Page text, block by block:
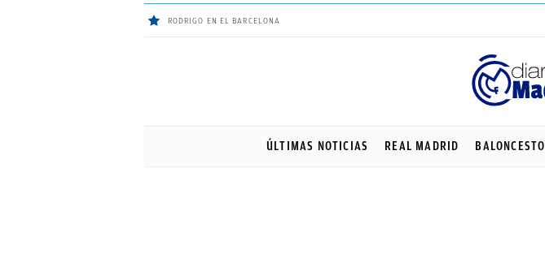
RODRIGO EN EL BARCELONA
ÚLTIMAS NOTICIAS REAL MADRID BALONCESTO